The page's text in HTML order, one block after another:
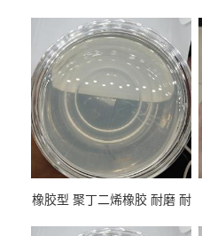
橡胶型 聚丁二烯橡胶 耐磨 耐